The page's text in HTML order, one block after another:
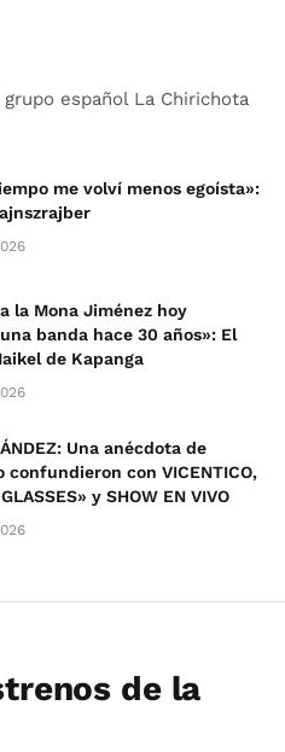
español La Chirichota
me volví menos egoísta»:
la Mona Jiménez hoy
banda hace 30 años»: El
de Kapanga
Una anécdota de
confundieron con VICENTICO,
y SHOW EN VIVO
de la